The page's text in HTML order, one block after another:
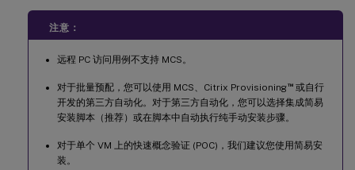
注意：
远程 PC 访问用例不支持 MCS。
对于批量预配，您可以使用 MCS、Citrix Provisioning™或自行
开发的第三方自动化。对于第三方自动化，您可以选择集成简易
安装脚本（推荐）或在脚本中自动执行纯手动安装步骤。
对于单个 VM 上的快速概念验证 (POC)，我们建议您使用简易安
装。